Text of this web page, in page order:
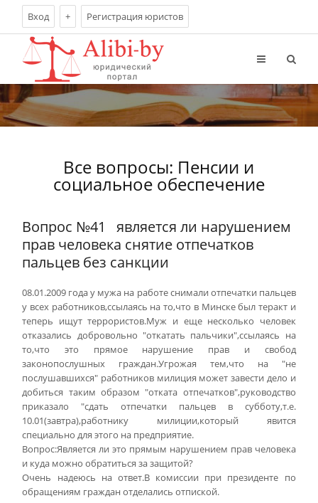
Вход + Регистрация юристов
Все вопросы: Пенсии и
социальное обеспечение
Вопрос №41
является ли нарушением
прав человека снятие отпечатков
пальцев без санкции
08.01.2009 года у мужа на работе снимали отпечатки пальцев
у всех работников,ссылаясь на то,что в Минске был теракт и
теперь ищут террористов.Муж и еще несколько человек
отказались добровольно "откатать пальчики",ссылаясь на
то,что это прямое нарушение прав и свобод
законопослушных граждан.Угрожая тем,что на "не
послушавшихся" работников милиция может завести дело и
добиться таким образом "отката отпечатков",руководство
приказало "сдать отпечатки пальцев в субботу,т.е.
10.01(завтра),работнику милиции,который явится
специально для этого на предприятие.
Вопрос:Является ли это прямым нарушением прав человека
и куда можно обратиться за защитой?
Очень надеюсь на ответ.В комиссии при президенте по
обращениям граждан отделались отпиской.